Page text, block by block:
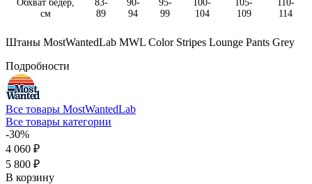
Обхват бёдер,
см
83-
89
90-
94
95-
99
100-
104
105-
109
110-
114
Штаны MostWantedLab MWL Color Stripes Lounge Pants Grey
Подробности
Все товары MostWantedLab
Все товары категории
-30%
4 060 ₽
5 800 ₽
В корзину